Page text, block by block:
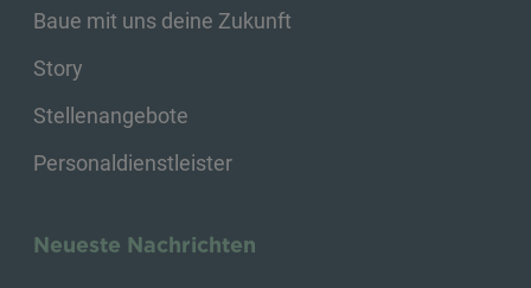
Baue mit uns deine Zukunft
Story
Stellenangebote
Personaldienstleister
Neueste Nachrichten